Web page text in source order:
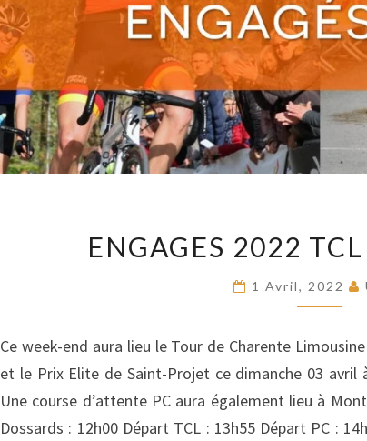
2022
TCL
&
ENGAGES 2022
1 Avril, 2022
Ce week-end aura lieu le Tour de Charente
et le Prix Elite de Saint-Projet ce dimanche 03 avril
Une course d’attente PC aura également lieu à
Dossards : 12h00 Départ TCL : 13h55 Départ PC :